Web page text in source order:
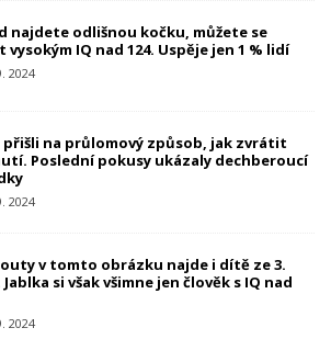
najdete odlišnou kočku, můžete se
vysokým IQ nad 124. Uspěje jen 1 % lidí
2024
přišli na průlomový způsob, jak zvrátit
Poslední pokusy ukázaly dechberoucí
2024
v tomto obrázku najde i dítě ze 3.
si však všimne jen člověk s IQ nad
2024